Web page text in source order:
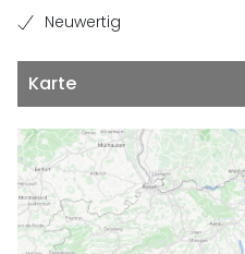
Neuwertig
Karte